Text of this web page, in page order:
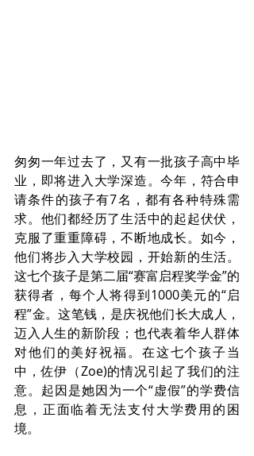
匆匆一年过去了，又有一批孩子高中毕
业，即将进入大学深造。今年，符合申
请条件的孩子有7名，都有各种特殊需
求。他们都经历了生活中的起起伏伏，
克服了重重障碍，不断地成长。如今，
他们将步入大学校园，开始新的生活。
这七个孩子是第二届“赛富启程奖学金”的
获得者，每个人将得到1000美元的“启
程”金。这笔钱，是庆祝他们长大成人，
迈入人生的新阶段；也代表着华人群体
对他们的美好祝福。在这七个孩子当
中，佐伊（Zoe)的情况引起了我们的注
意。起因是她因为一个“虚假”的学费信
息，正面临着无法支付大学费用的困
境。